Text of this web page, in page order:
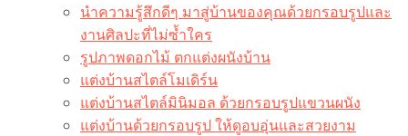
นำความรู้สึกดีๆ มาสู่บ้านของคุณด้วยกรอบรูปและ
งานศิลปะที่ไม่ซ้ำใคร
รูปภาพดอกไม้ ตกแต่งผนังบ้าน
แต่งบ้านสไตล์โมเดิร์น
แต่งบ้านสไตล์มินิมอล ด้วยกรอบรูปแขวนผนัง
แต่งบ้านด้วยกรอบรูป ให้ดูอบอุ่นและสวยงาม